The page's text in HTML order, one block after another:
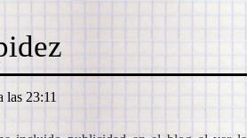
las 23:11